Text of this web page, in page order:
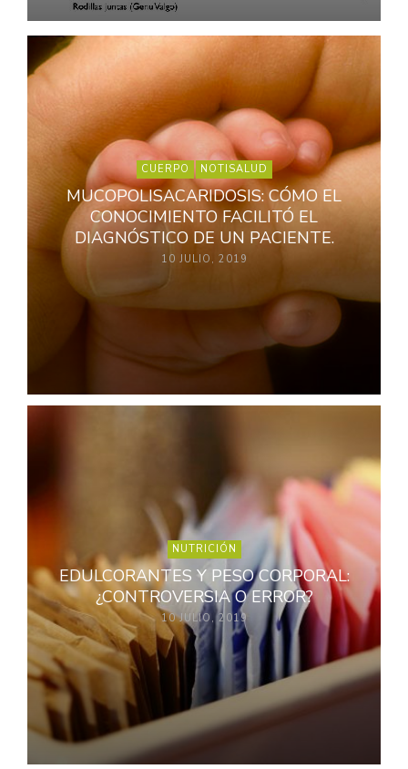
CUERPO NOTISALUD
MUCOPOLISACARIDOSIS: CÓMO EL
CONOCIMIENTO FACILITÓ EL
DIAGNÓSTICO DE UN PACIENTE.
10 JULIO, 2019
NUTRICIÓN
EDULCORANTES Y PESO CORPORAL:
¿CONTROVERSIA O ERROR?
10 JULIO, 2019